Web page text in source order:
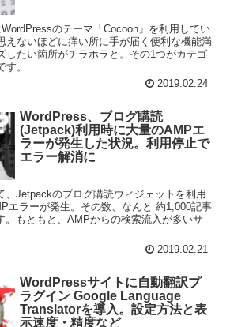
のテーマ「Cocoon」を利用してい
えないほどに痒い所に手が届く便利な機能満
したい箇所がチラホラと。その1つがカテゴ
す。 ...
2019.02.24
WordPress、ブログ購読
(Jetpack)利用時に大量のAMPエ
ラーが発生した状況。利用停止で
エラー解消に
、Jetpackのブログ購読ウィジェットを利用
エラーが発生。その数、なんと 約1,000記事
。もともと、AMPからの検索流入が多いサ
2019.02.21
WordPressサイトに自動翻訳プ
ラグイン Google Language
Translatorを導入。設定方法と表
示速度・精度など